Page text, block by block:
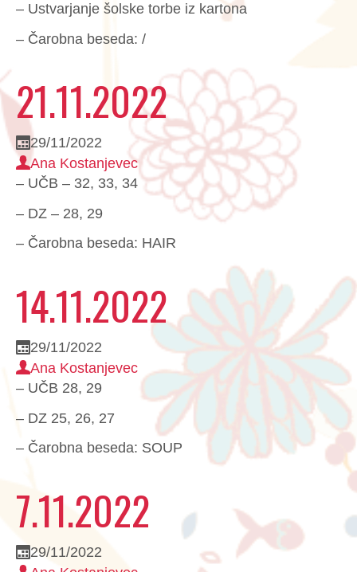
– Ustvarjanje šolske torbe iz kartona
– Čarobna beseda: /
21.11.2022
29/11/2022
Ana Kostanjevec
– UČB – 32, 33, 34
– DZ – 28, 29
– Čarobna beseda: HAIR
14.11.2022
29/11/2022
Ana Kostanjevec
– UČB 28, 29
– DZ 25, 26, 27
– Čarobna beseda: SOUP
7.11.2022
29/11/2022